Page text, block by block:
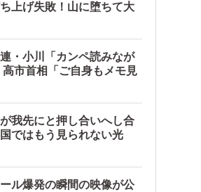
高の展開へｗｗｗｗｗｗ
上げ失敗！山に堕ちて大
・小川「カンペ読みなが
市首相「ご自身もメモ見
我先にと押し合いへし合
ではもう見られない光
ル爆発の瞬間の映像が公